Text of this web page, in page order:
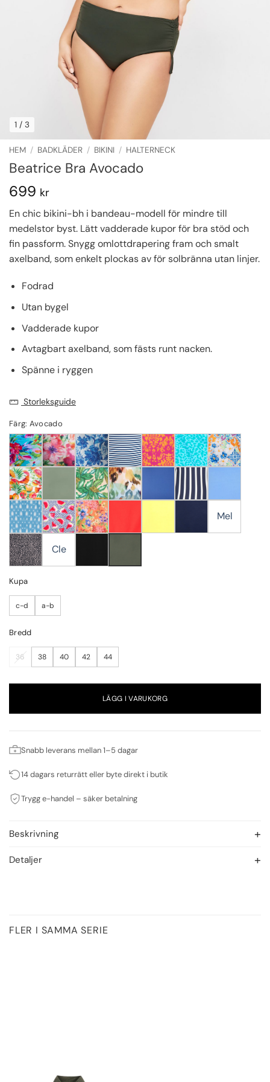
1 / 3
HEM / BADKLÄDER / BIKINI / HALTERNECK
Beatrice Bra Avocado
699 kr
En chic bikini-bh i bandeau-modell för mindre till
medelstor byst. Lätt vadderade kupor för bra stöd och
fin passform. Snygg omlottdrapering fram och smalt
axelband, som enkelt plockas av för solbränna utan linjer.
Fodrad
Utan bygel
Vadderade kupor
Avtagbart axelband, som fästs runt nacken.
Spänne i ryggen
Storleksguide
Färg: Avocado
Mel
Cle
Kupa
c-d a-b
Bredd
36 38 40 42 44
LÄGG I VARUKORG
Snabb leverans mellan 1–5 dagar
14 dagars returrätt eller byte direkt i butik
Trygg e-handel – säker betalning
Beskrivning
Detaljer
FLER I SAMMA SERIE